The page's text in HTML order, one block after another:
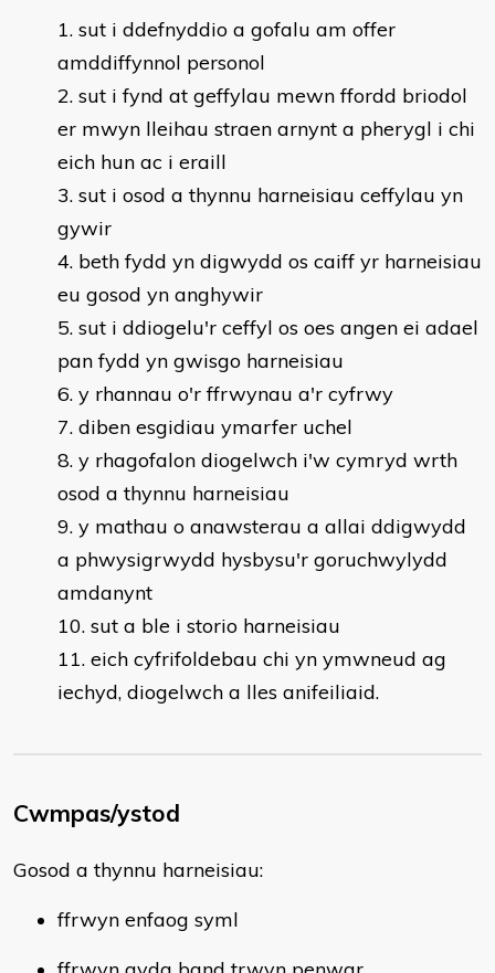
sut i ddefnyddio a gofalu am offer
amddiffynnol personol
sut i fynd at geffylau mewn ffordd briodol
er mwyn lleihau straen arnynt a pherygl i chi
eich hun ac i eraill
sut i osod a thynnu harneisiau ceffylau yn
gywir
beth fydd yn digwydd os caiff yr harneisiau
eu gosod yn anghywir
sut i ddiogelu'r ceffyl os oes angen ei adael
pan fydd yn gwisgo harneisiau
y rhannau o'r ffrwynau a'r cyfrwy
diben esgidiau ymarfer uchel
y rhagofalon diogelwch i'w cymryd wrth
osod a thynnu harneisiau
y mathau o anawsterau a allai ddigwydd
a phwysigrwydd hysbysu'r goruchwylydd
amdanynt
sut a ble i storio harneisiau
eich cyfrifoldebau chi yn ymwneud ag
iechyd, diogelwch a lles anifeiliaid.
Cwmpas/ystod
Gosod a thynnu harneisiau:
ffrwyn enfaog syml